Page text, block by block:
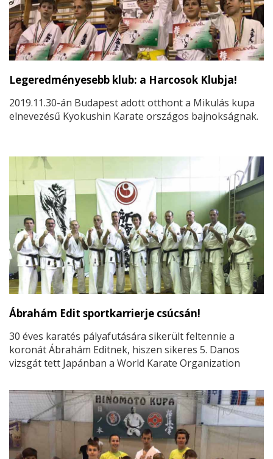
Legeredményesebb klub: a Harcosok Klubja!
2019.11.30-án Budapest adott otthont a Mikulás kupa
elnevezésű Kyokushin Karate országos bajnokságnak.
Ábrahám Edit sportkarrierje csúcsán!
30 éves karatés pályafutására sikerült feltennie a
koronát Ábrahám Editnek, hiszen sikeres 5. Danos
vizsgát tett Japánban a World Karate Organization